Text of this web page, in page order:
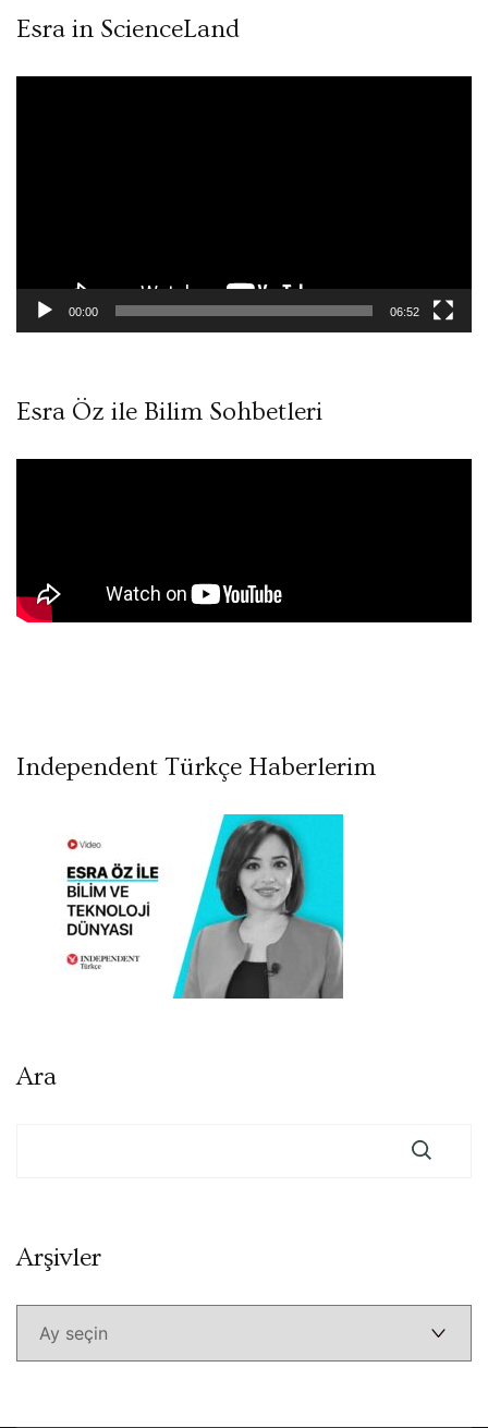
Esra in ScienceLand
00:00 06:52
Esra Öz ile Bilim Sohbetleri
Independent Türkçe Haberlerim
Ara
ArşivlerArşivler